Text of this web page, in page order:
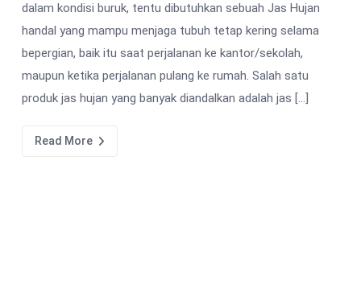
dalam kondisi buruk, tentu dibutuhkan sebuah Jas Hujan
handal yang mampu menjaga tubuh tetap kering selama
bepergian, baik itu saat perjalanan ke kantor/sekolah,
maupun ketika perjalanan pulang ke rumah. Salah satu
produk jas hujan yang banyak diandalkan adalah jas […]
Read More